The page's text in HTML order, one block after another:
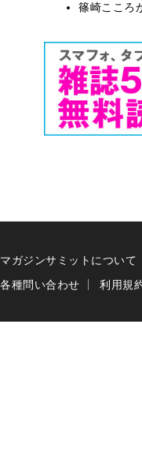
篠崎こころ
マガジンサミットについて
各種問い合わせ
利用規